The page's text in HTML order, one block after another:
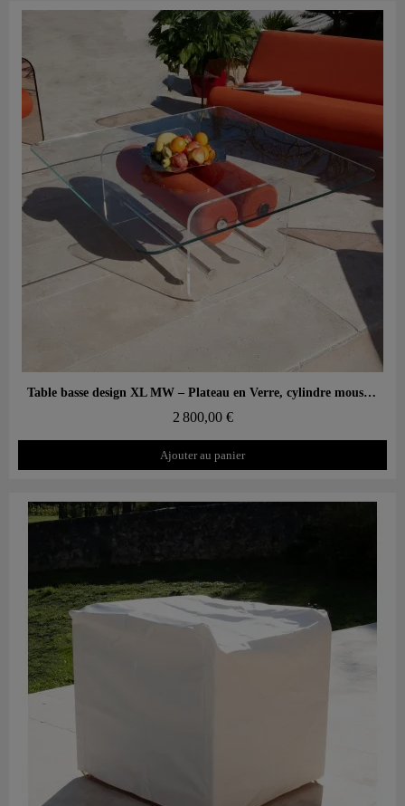
Aperçu rapide Table basse design XL MW – Plateau en Verre, cylindre mousse alvéolaire
2 800,00 €
Ajouter au panier